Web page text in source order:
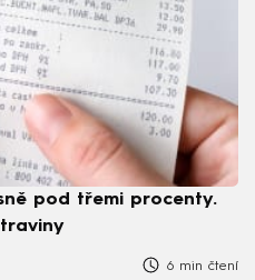
pod třemi procenty.
6 min čtení